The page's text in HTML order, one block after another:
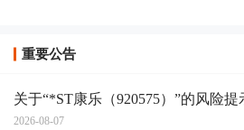
重要公告
关于“*ST康乐（920575）”的风险提
2026-08-07